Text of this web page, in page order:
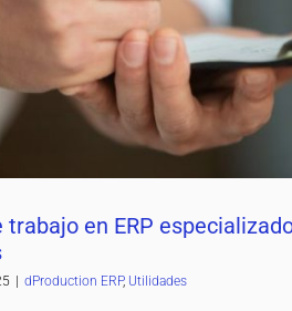
Utilidades
trabajo en ERP
dProduction ERP, Utilidades